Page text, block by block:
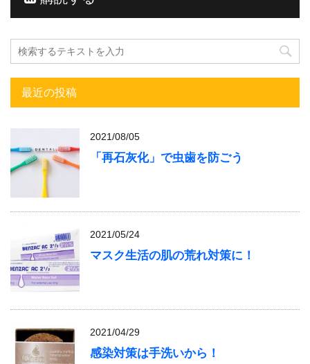
最近の投稿
2021/08/05
「再石灰化」で虫歯を防ごう
2021/05/24
マスク生活の肌の荒れ対策に！
2021/04/29
感染対策は手洗いから！